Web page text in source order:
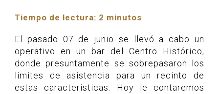
Tiempo de lectura: 2 minutos
El pasado 07 de junio se llevó a cabo un
operativo en un bar del Centro Histórico,
donde presuntamente se sobrepasaron los
límites de asistencia para un recinto de
estas características. Hoy le contaremos